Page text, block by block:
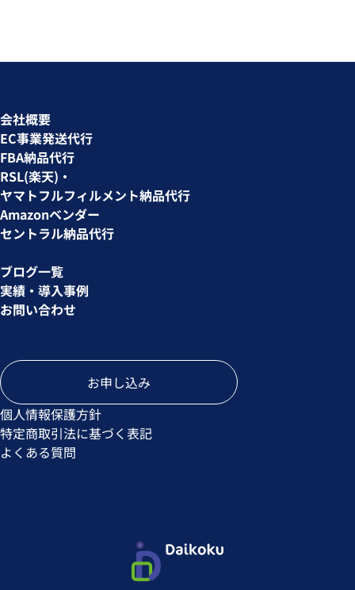
会社概要
EC事業発送代行
FBA納品代行
RSL(楽天)・
ヤマトフルフィルメント納品代行
Amazonベンダー
セントラル納品代行
ブログ一覧
実績・導入事例
お問い合わせ
お申し込み
個人情報保護方針
特定商取引法に基づく表記
よくある質問